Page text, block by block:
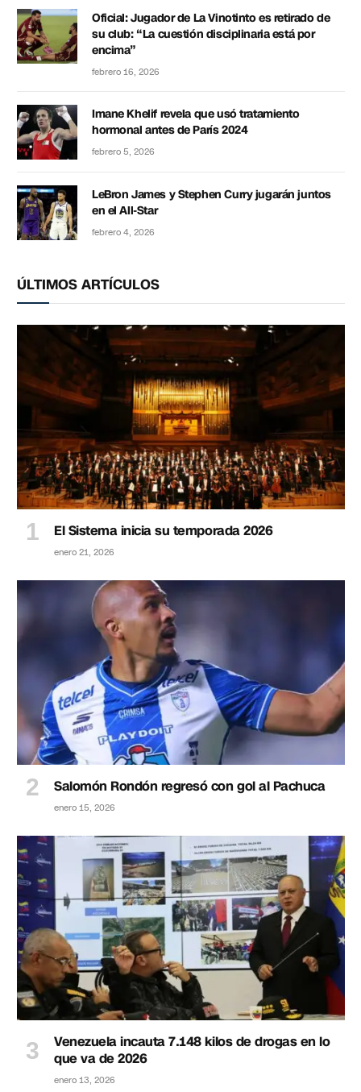
Oficial: Jugador de La Vinotinto es retirado de
su club: “La cuestión disciplinaria está por
encima”
febrero 16, 2026
Imane Khelif revela que usó tratamiento
hormonal antes de París 2024
febrero 5, 2026
LeBron James y Stephen Curry jugarán juntos
en el All-Star
febrero 4, 2026
ÚLTIMOS ARTÍCULOS
El Sistema inicia su temporada 2026
enero 21, 2026
Salomón Rondón regresó con gol al Pachuca
enero 15, 2026
Venezuela incauta 7.148 kilos de drogas en lo
que va de 2026
enero 13, 2026